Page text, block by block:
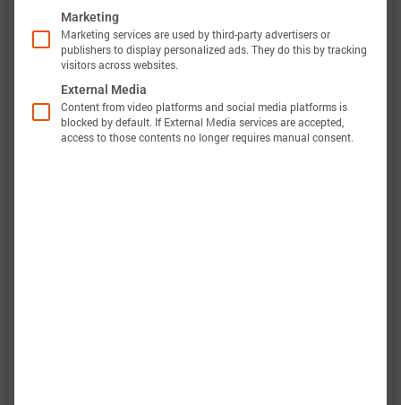
此外，巴特莫电池模型的验证将完全透明。巴特莫
电池数据包含原始测量数据和仿真数据。所有实验
都会计算电压、温度、功率和能量的准确性。这使
得可以轻松评估和分析巴特莫电池模型的有效性。
Marketing
Marketing services are used by third-party advertisers or
publishers to display personalized ads. They do this by tracking
visitors across websites.
External Media
Content from video platforms and social media platforms is
blocked by default. If External Media services are accepted,
access to those contents no longer requires manual consent.